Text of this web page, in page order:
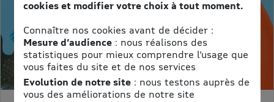
cookies et modifier votre choix à tout moment.
Connaître nos cookies avant de décider :
Mesure d’audience: nous réalisons des
statistiques pour mieux comprendre l’usage que
vous faites du site et de nos services
Evolution de notre site: nous testons auprès de
vous des améliorations de notre site